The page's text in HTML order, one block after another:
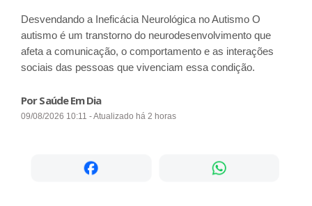
Desvendando a Ineficácia Neurológica no Autismo O
autismo é um transtorno do neurodesenvolvimento que
afeta a comunicação, o comportamento e as interações
sociais das pessoas que vivenciam essa condição.
Por Saúde Em Dia
09/08/2026 10:11 - Atualizado há 2 horas